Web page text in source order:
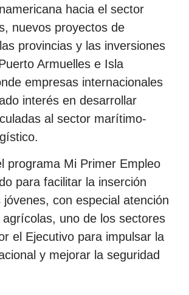
hacia el sector
nuevos proyectos de
provincias y las inversiones
Armuelles e Isla
empresas internacionales
interés en desarrollar
al sector marítimo-
programa Mi Primer Empleo
para facilitar la inserción
jóvenes, con especial atención
uno de los sectores
el Ejecutivo para impulsar la
y mejorar la seguridad